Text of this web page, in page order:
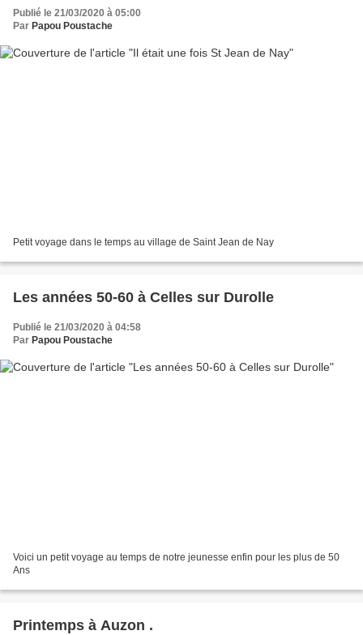
Publié le 21/03/2020 à 05:00
Par Papou Poustache
Petit voyage dans le temps au village de Saint Jean de Nay
Les années 50-60 à Celles sur Durolle
Publié le 21/03/2020 à 04:58
Par Papou Poustache
Voici un petit voyage au temps de notre jeunesse enfin pour les plus de 50
Ans
Printemps à Auzon .